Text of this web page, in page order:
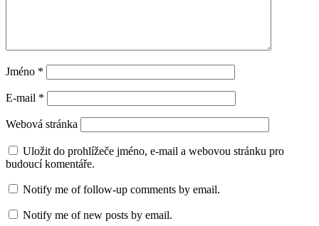
Jméno *
E-mail *
Webová stránka
Uložit do prohlížeče jméno, e-mail a webovou stránku pro
budoucí komentáře.
Notify me of follow-up comments by email.
Notify me of new posts by email.